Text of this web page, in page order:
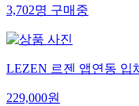
3,702명 구매중
LEZEN 르젠 앱연동 입
229,000원